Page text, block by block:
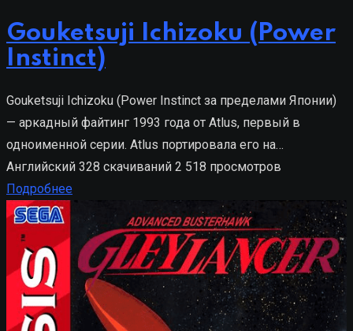
Gouketsuji Ichizoku (Power
Instinct)
Gouketsuji Ichizoku (Power Instinct за пределами Японии)
— аркадный файтинг 1993 года от Atlus, первый в
одноименной серии. Atlus портировала его на…
Английский 328 скачиваний 2 518 просмотров
Подробнее